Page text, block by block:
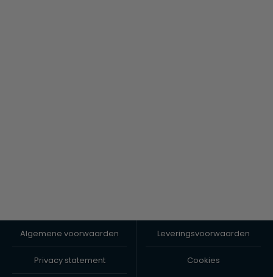
Algemene voorwaarden Leveringsvoorwaarden
Privacy statement Cookies